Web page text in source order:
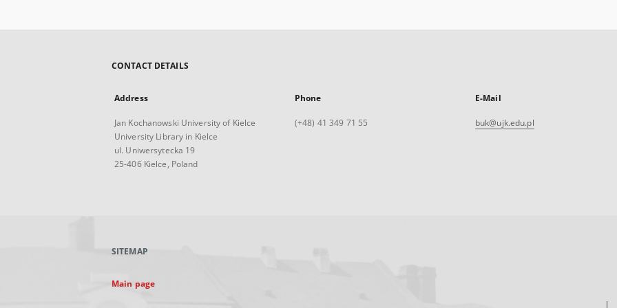
CONTACT DETAILS
Address
Jan Kochanowski University of Kielce
University Library in Kielce
ul. Uniwersytecka 19
25-406 Kielce, Poland
Phone
(+48) 41 349 71 55
E-Mail
buk@ujk.edu.pl
SITEMAP
Main page